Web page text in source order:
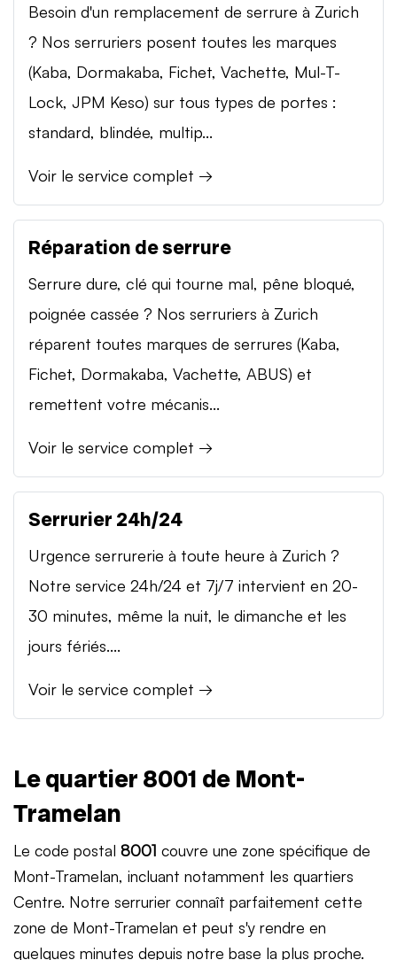
Besoin d'un remplacement de serrure à Zurich
? Nos serruriers posent toutes les marques
(Kaba, Dormakaba, Fichet, Vachette, Mul-T-
Lock, JPM Keso) sur tous types de portes :
standard, blindée, multip...
Voir le service complet →
Réparation de serrure
Serrure dure, clé qui tourne mal, pêne bloqué,
poignée cassée ? Nos serruriers à Zurich
réparent toutes marques de serrures (Kaba,
Fichet, Dormakaba, Vachette, ABUS) et
remettent votre mécanis...
Voir le service complet →
Serrurier 24h/24
Urgence serrurerie à toute heure à Zurich ?
Notre service 24h/24 et 7j/7 intervient en 20-
30 minutes, même la nuit, le dimanche et les
jours fériés....
Voir le service complet →
Le quartier 8001 de Mont-
Tramelan
Le code postal 8001 couvre une zone spécifique de
Mont-Tramelan, incluant notamment les quartiers
Centre. Notre serrurier connaît parfaitement cette
zone de Mont-Tramelan et peut s'y rendre en
quelques minutes depuis notre base la plus proche.